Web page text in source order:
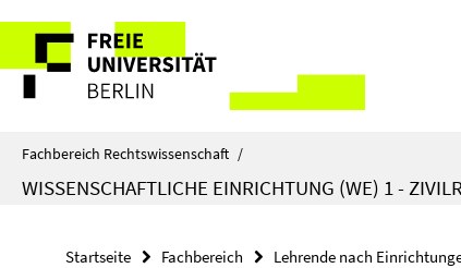
direkt
zu
Inhalt
Service-
Navigation
Fachbereich Rechtswissenschaft /
WISSENSCHAFTLICHE EINRICHTUNG (WE) 1 -
Startseite Fachbereich Lehrende nach